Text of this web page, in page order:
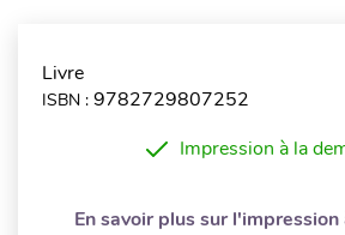
Livre
ISBN : 9782729807252
Impression à la
En savoir plus sur